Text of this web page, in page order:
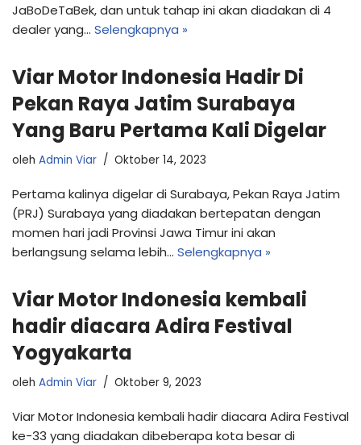
JaBoDeTaBek, dan untuk tahap ini akan diadakan di 4
dealer yang… Selengkapnya »
Viar Motor Indonesia Hadir Di
Pekan Raya Jatim Surabaya
Yang Baru Pertama Kali Digelar
oleh Admin Viar Oktober 14, 2023
Pertama kalinya digelar di Surabaya, Pekan Raya Jatim
(PRJ) Surabaya yang diadakan bertepatan dengan
momen hari jadi Provinsi Jawa Timur ini akan
berlangsung selama lebih… Selengkapnya »
Viar Motor Indonesia kembali
hadir diacara Adira Festival
Yogyakarta
oleh Admin Viar Oktober 9, 2023
Viar Motor Indonesia kembali hadir diacara Adira Festival
ke-33 yang diadakan dibeberapa kota besar di